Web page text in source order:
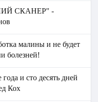
СКАНЕР" -
малины и не будет
болезней!
и сто десять дней
Кох